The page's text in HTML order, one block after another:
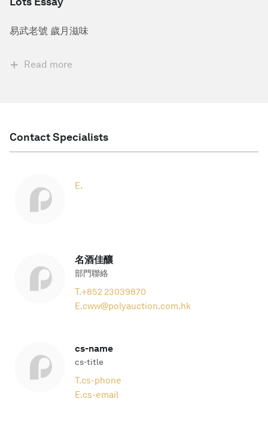
易武老號 歲月滋味
Read more
Contact Specialists
E.
名酒佳釀
部門聯絡
T.+852 23039870
E.cww@polyauction.com.hk
cs-name
cs-title
T.cs-phone
E.cs-email